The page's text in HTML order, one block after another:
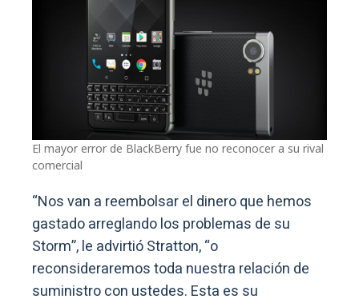
El mayor error de BlackBerry fue no reconocer a su rival
comercial
“Nos van a reembolsar el dinero que hemos
gastado arreglando los problemas de su
Storm”, le advirtió Stratton, “o
reconsideraremos toda nuestra relación de
suministro con ustedes. Esta es su